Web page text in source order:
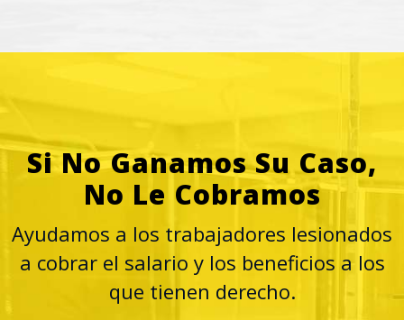
Si No Ganamos Su Caso,
No Le Cobramos
Ayudamos a los trabajadores lesionados
a cobrar el salario ylos beneficios a los
que tienen derecho.